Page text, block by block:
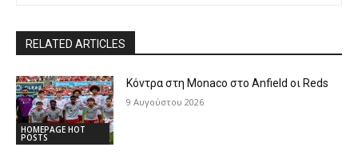
RELATED ARTICLES
HOMEPAGE HOT
POSTS
Κόντρα στη Monaco στο Anfield οι Reds
9 Αυγούστου 2026